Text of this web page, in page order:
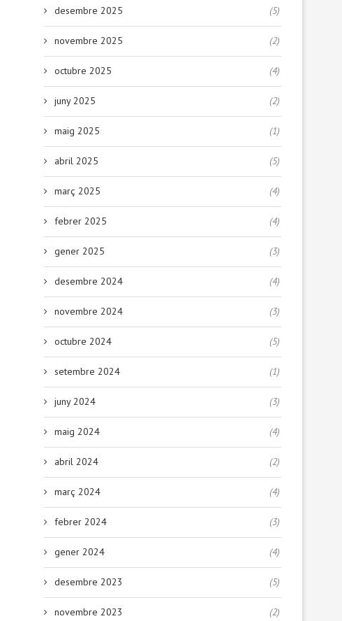
desembre 2025 (5)
novembre 2025 (2)
octubre 2025 (4)
juny 2025 (2)
maig 2025 (1)
abril 2025 (5)
març 2025 (4)
febrer 2025 (4)
gener 2025 (3)
desembre 2024 (4)
novembre 2024 (3)
octubre 2024 (5)
setembre 2024 (1)
juny 2024 (3)
maig 2024 (4)
abril 2024 (2)
març 2024 (4)
febrer 2024 (3)
gener 2024 (4)
desembre 2023 (5)
novembre 2023 (2)